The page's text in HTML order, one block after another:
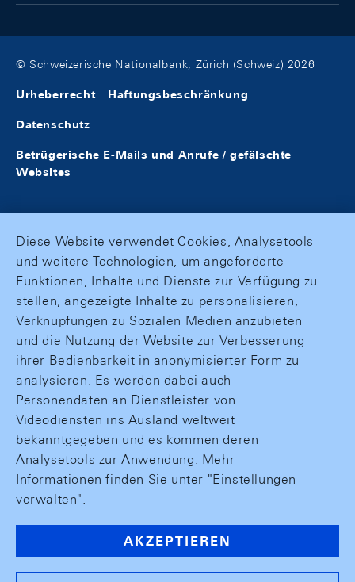
© Schweizerische Nationalbank, Zürich (Schweiz) 2026
Urheberrecht Haftungsbeschränkung
Datenschutz
Betrügerische E-Mails und Anrufe / gefälschte
Websites
Diese Website verwendet Cookies, Analysetools
und weitere Technologien, um angeforderte
Funktionen, Inhalte und Dienste zur Verfügung zu
stellen, angezeigte Inhalte zu personalisieren,
Verknüpfungen zu Sozialen Medien anzubieten
und die Nutzung der Website zur Verbesserung
ihrer Bedienbarkeit in anonymisierter Form zu
analysieren. Es werden dabei auch
Personendaten an Dienstleister von
Videodiensten ins Ausland weltweit
bekanntgegeben und es kommen deren
Analysetools zur Anwendung. Mehr
Informationen finden Sie unter "Einstellungen
verwalten".
AKZEPTIEREN